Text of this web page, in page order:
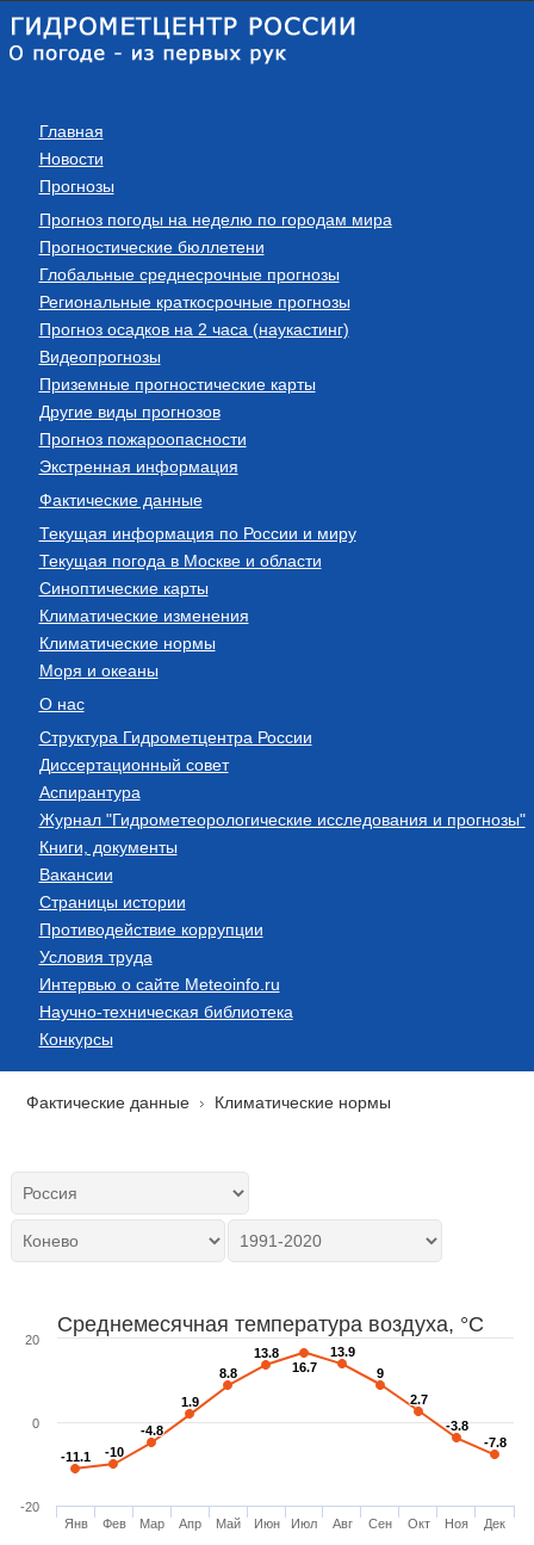
Главная
Новости
Прогнозы
Прогноз погоды на неделю по городам мира
Прогностические бюллетени
Глобальные среднесрочные прогнозы
Региональные краткосрочные прогнозы
Прогноз осадков на 2 часа (наукастинг)
Видеопрогнозы
Приземные прогностические карты
Другие виды прогнозов
Прогноз пожароопасности
Экстренная информация
Фактические данные
Текущая информация по России и миру
Текущая погода в Москве и области
Синоптические карты
Климатические изменения
Климатические нормы
Моря и океаны
О нас
Структура Гидрометцентра России
Диссертационный совет
Аспирантура
Журнал "Гидрометеорологические исследования и прогнозы"
Книги, документы
Вакансии
Страницы истории
Противодействие коррупции
Условия труда
Интервью о сайте Meteoinfo.ru
Научно-техническая библиотека
Конкурсы
Фактические данные Климатические нормы
Среднемесячная температура воздуха, °C
-11.1
-11.1 -10
-10
-4.8
-4.8
1.9
1.9
8.8
8.8
13.8
13.8
16.7
16.7
13.9
13.9
9
9
2.7
2.7
-3.8
-3.8
-7.8
-7.8
Янв Фев Мар Апр Май Июн Июл Авг Сен Окт Ноя Дек
-20
0
20